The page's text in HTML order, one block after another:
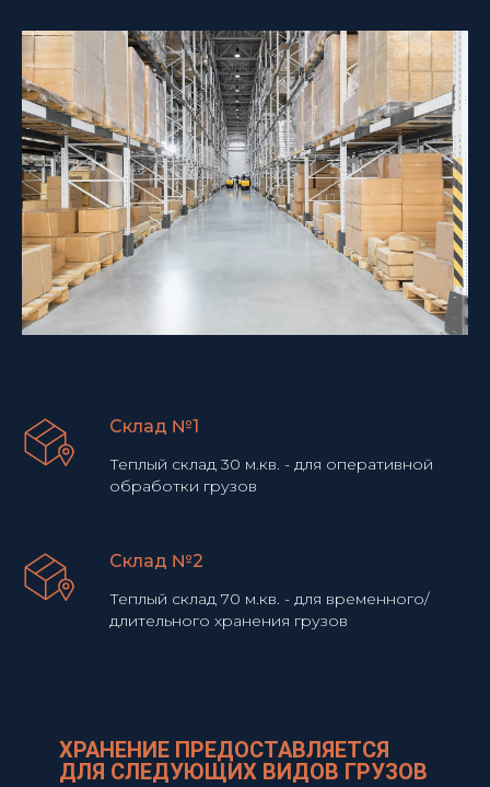
Склад №1
Теплый склад 30 м.кв. - для оперативной
обработки грузов
Склад №2
Теплый склад 70 м.кв. - для временного/
длительного хранения грузов
ХРАНЕНИЕ ПРЕДОСТАВЛЯЕТСЯ
ДЛЯ СЛЕДУЮЩИХ ВИДОВ ГРУЗОВ